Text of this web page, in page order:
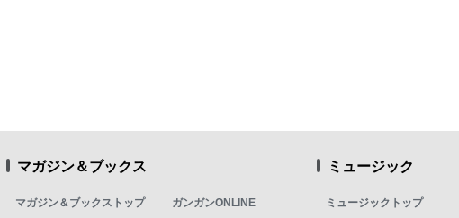
マガジン＆ブックス
マガジン＆ブックストップ
ガンガンONLINE
ミュージック
ミュージックトップ